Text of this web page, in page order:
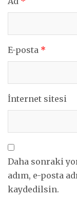
E-posta *
İnternet sitesi
Daha sonraki
adım, e-posta
kaydedilsin.